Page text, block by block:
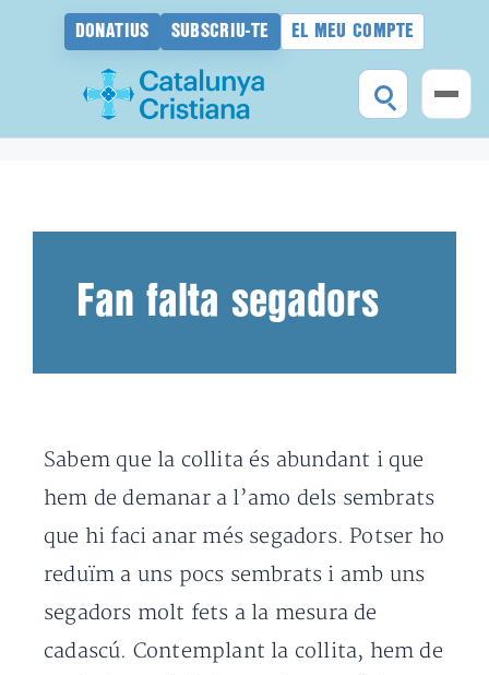
DONATIUS SUBSCRIU-TE EL MEU COMPTE
Fan falta segadors
Sabem que la collita és abundant i que
hem de demanar a l’amo dels sembrats
que hi faci anar més segadors. Potser ho
reduïm a uns pocs sembrats i amb uns
segadors molt fets a la mesura de
cadascú. Contemplant la collita, hem de